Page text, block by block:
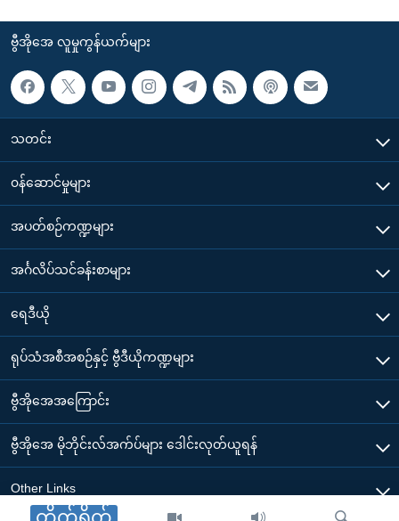
တိုက်ရိုက်
ဗွီအိုအေ လူမှုကွန်ယက်များ
သတင်း
၀န်ဆောင်မှုများ
အပတ်စဉ်ကဏ္ဍများ
အင်္ဂလိပ်သင်ခန်းစာများ
ရေဒီယို
ရုပ်သံအစီအစဉ်နှင့် ဗွီဒီယိုကဏ္ဍများ
ဗွီအိုအေအကြောင်း
ဗွီအိုအေ မိုဘိုင်းလ်အက်ပ်များ ဒေါင်းလုတ်ယူရန်
Other Links